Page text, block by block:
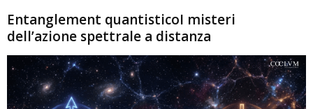
Entanglement quantisticoI misteri
dell’azione spettrale a distanza